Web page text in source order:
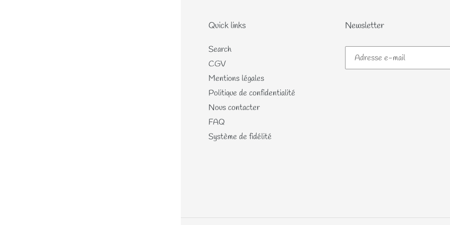
Quick links
Search
CGV
Mentions légales
Politique de confidentialité
Nous contacter
FAQ
Système de fidélité
Newsletter